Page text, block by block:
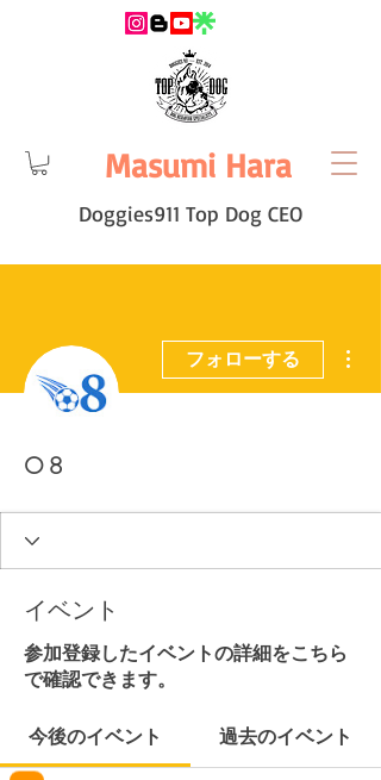
Masumi Hara
Doggies911 Top Dog CEO
フォローする
O 8
イベント
参加登録したイベントの詳細をこちら
で確認できます。
今後のイベント 過去のイベント